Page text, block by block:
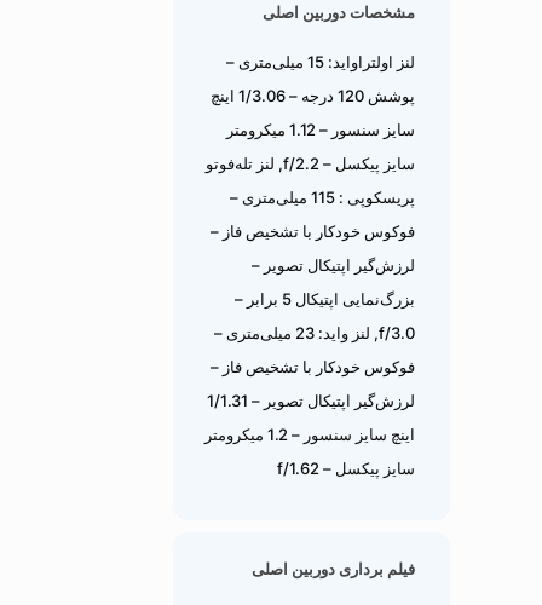
مشخصات دوربین اصلی
لنز اولتراواید: 15 میلی‌متری –
پوشش 120 درجه – 1/3.06 اینچ
سایز سنسور – 1.12 میکرومتر
سایز پیکسل – f/2.2, لنز تله‌فوتو
پریسکوپی : 115 میلی‌متری –
فوکوس خودکار با تشخیص فاز –
لرزش‌گیر اپتیکال تصویر –
بزرگ‌نمایی اپتیکال 5 برابر –
f/3.0, لنز واید: 23 میلی‌متری –
فوکوس خودکار با تشخیص فاز –
لرزش‌گیر اپتیکال تصویر – 1/1.31
اینچ سایز سنسور – 1.2 میکرومتر
سایز پیکسل – f/1.62
فیلم برداری دوربین اصلی